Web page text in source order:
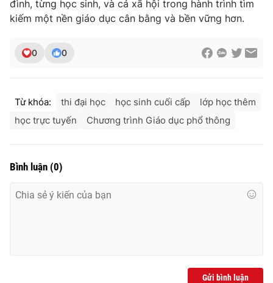
đình, từng học sinh, và cả xã hội trong hành trình tìm
kiếm một nền giáo dục cân bằng và bền vững hơn.
0 0
Từ khóa: thi đại học học sinh cuối cấp
lớp học thêm
học trực tuyến
Chương trình Giáo dục phổ thông
Bình luận (0)
Gửi bình luận